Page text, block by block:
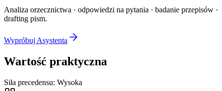
Analiza orzecznictwa · odpowiedzi na pytania · badanie przepisów ·
drafting pism.
Wypróbuj Asystenta
Wartość praktyczna
Siła precedensu: Wysoka